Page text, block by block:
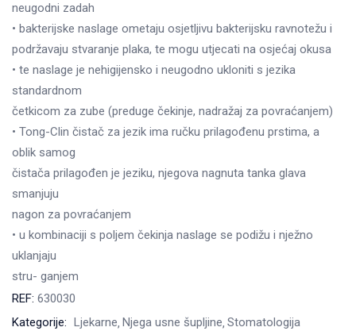
neugodni zadah
• bakterijske naslage ometaju osjetljivu bakterijsku ravnotežu i
podržavaju stvaranje plaka, te mogu utjecati na osjećaj okusa
• te naslage je nehigijensko i neugodno ukloniti s jezika
standardnom
četkicom za zube (preduge čekinje, nadražaj za povraćanjem)
• Tong-Clin čistač za jezik ima ručku prilagođenu prstima, a
oblik samog
čistača prilagođen je jeziku, njegova nagnuta tanka glava
smanjuju
nagon za povraćanjem
• u kombinaciji s poljem čekinja naslage se podižu i nježno
uklanjaju
stru- ganjem
REF: 630030
Kategorije: Ljekarne Njega usne šupljine Stomatologija